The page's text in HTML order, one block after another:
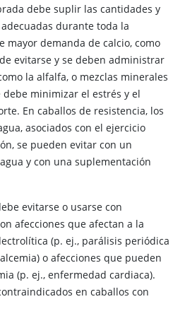
debe suplir las cantidades y
durante toda la
mayor demanda de calcio, como
evitarse y se deben administrar
la alfalfa, o mezclas minerales
debe minimizar el estrés y el
En caballos de resistencia, los
asociados con el ejercicio
se pueden evitar con un
y con una suplementación
evitarse o usarse con
afecciones que afectan a la
(p. ej., parálisis periódica
o afecciones que pueden
(p. ej., enfermedad cardiaca).
en caballos con